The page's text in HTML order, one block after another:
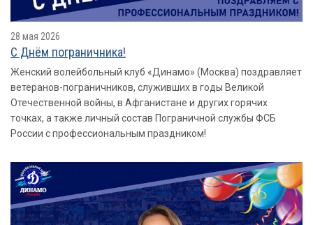
28 мая 2026
​​​​​​​С Днём пограничника!
Женский волейбольный клуб «Динамо» (Москва) поздравляет
ветеранов-пограничников, служивших в годы Великой
Отечественной войны, в Афганистане и других горячих
точках, а также личный состав Пограничной службы ФСБ
России с профессиональным праздником!